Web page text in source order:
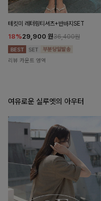
테킷미 레터링티셔츠+반바지SET
18%29,900 원36,400원
리뷰 카운트 영역
여유로운 실루엣의 아우터